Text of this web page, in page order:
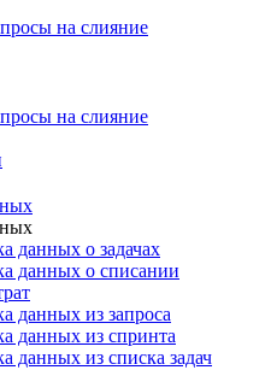
на слияние
на слияние
данных о задачах
данных о списании
данных из запроса
данных из спринта
данных из списка задач